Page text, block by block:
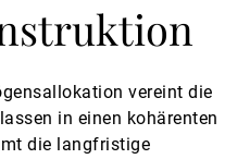
vereint die
in einen kohärenten
die langfristige